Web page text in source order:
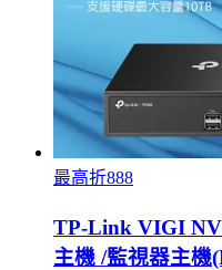
最高折888
TP-Link VIGI
主機 /監視器主機